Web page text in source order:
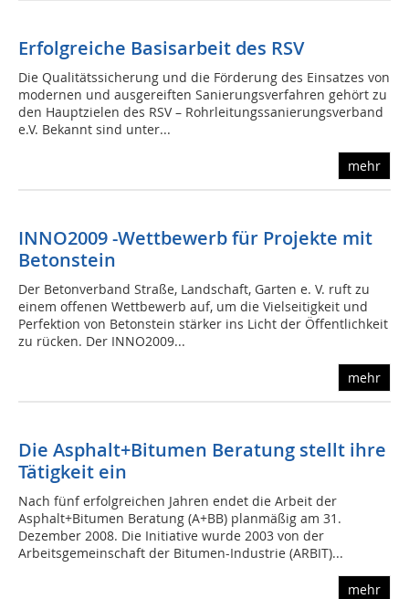
Erfolgreiche Basisarbeit des RSV
Die Qualitätssicherung und die Förderung des Einsatzes von
modernen und ausgereiften Sanierungsverfahren gehört zu
den Hauptzielen des RSV – Rohrleitungssanierungsverband
e.V. Bekannt sind unter...
mehr
INNO2009-Wettbewerb für Projekte mit
Betonstein
Der Betonverband Straße, Landschaft, Garten e. V. ruft zu
einem offenen Wettbewerb auf, um die Vielseitigkeit und
Perfektion von Betonstein stärker ins Licht der Öffentlichkeit
zu rücken. Der INNO2009...
mehr
Die Asphalt+Bitumen Beratung stellt ihre
Tätigkeit ein
Nach fünf erfolgreichen Jahren endet die Arbeit der
Asphalt+Bitumen Beratung (A+BB) planmäßig am 31.
Dezember 2008. Die Initiative wurde 2003 von der
Arbeitsgemeinschaft der Bitumen-Industrie (ARBIT)...
mehr